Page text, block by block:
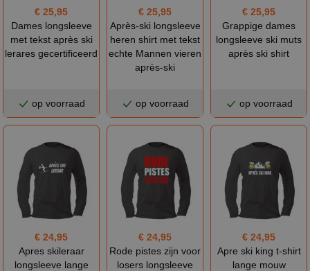
€ 25,95
Dames longsleeve
met tekst après ski
lerares gecertificeerd
op voorraad
€ 25,95
Après-ski longsleeve
heren shirt met tekst
echte Mannen vieren
après-ski
op voorraad
€ 25,95
Grappige dames
longsleeve ski muts
après ski shirt
op voorraad
€ 24,95
Apres skileraar
longsleeve lange
€ 24,95
Rode pistes zijn voor
losers longsleeve
€ 24,95
Apre ski king t-shirt
lange mouw